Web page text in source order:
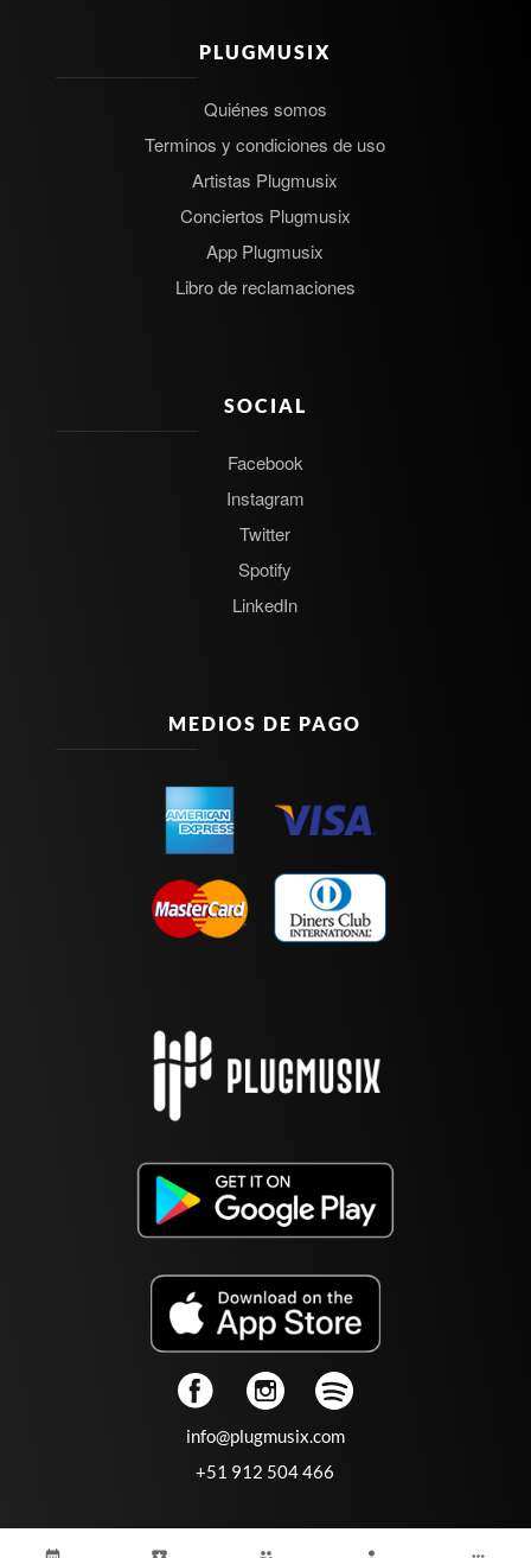
PLUGMUSIX
Quiénes somos
Terminos y condiciones de uso
Artistas Plugmusix
Conciertos Plugmusix
App Plugmusix
Libro de reclamaciones
SOCIAL
Facebook
Instagram
Twitter
Spotify
LinkedIn
MEDIOS DE PAGO
info@plugmusix.com
+51 912 504 466